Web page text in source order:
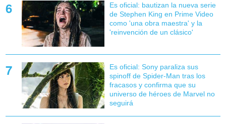
Es oficial: bautizan la nueva serie
de Stephen King en Prime Video
como 'una obra maestra' y la
'reinvención de un clásico'
Es oficial: Sony paraliza sus
spinoff de Spider-Man tras los
fracasos y confirma que su
universo de héroes de Marvel no
seguirá